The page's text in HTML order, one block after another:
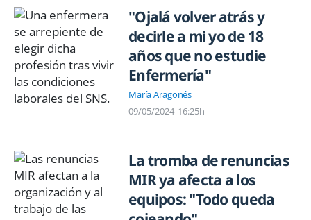
"Ojalá volver atrás y
decirle a mi yo de 18
años que no estudie
Enfermería"
María Aragonés
09/05/2024 16:25h
La tromba de renuncias
MIR ya afecta a los
equipos: "Todo queda